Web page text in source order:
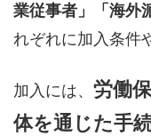
業従事者」「海外
れぞれに加入条件
加入には、 労働
体を通じた手